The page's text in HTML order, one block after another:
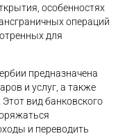
особенностях
операций
для
предназначена
и услуг, а также
вид банковского
и переводить